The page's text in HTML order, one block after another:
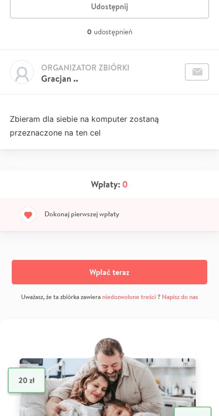
Udostępnij
0 udostępnień
Gracjan ..
ORGANIZATOR ZBIÓRKI
Zbieram dla siebie na komputer zostaną
przeznaczone na ten cel
Wpłaty: 0
Dokonaj pierwszej wpłaty
Wpłać teraz
Uważasz, że ta zbiórka zawiera niedozwolone treści? Napisz do nas